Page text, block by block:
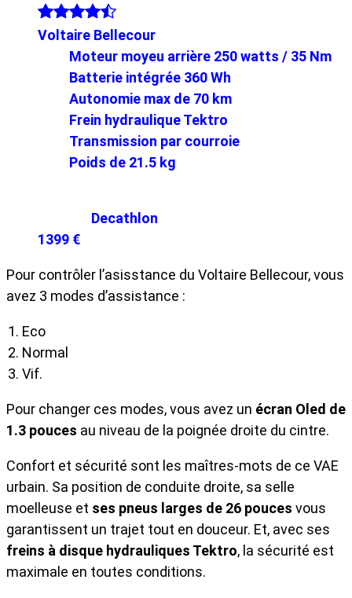
Voltaire Bellecour
Moteur moyeu arrière 250 watts / 35 Nm
Batterie intégrée 360 Wh
Autonomie max de 70 km
Frein hydraulique Tektro
Transmission par courroie
Poids de 21.5 kg
Decathlon
1399 €
Pour contrôler l’asisstance du Voltaire Bellecour, vous
avez 3 modes d’assistance :
Eco
Normal
Vif.
Pour changer ces modes, vous avez un écran Oled de
1.3 pouces au niveau de la poignée droite du cintre.
Confort et sécurité sont les maîtres-mots de ce VAE
urbain. Sa position de conduite droite, sa selle
moelleuse et ses pneus larges de 26 pouces vous
garantissent un trajet tout en douceur. Et, avec ses
freins à disque hydrauliques Tektro, la sécurité est
maximale en toutes conditions.